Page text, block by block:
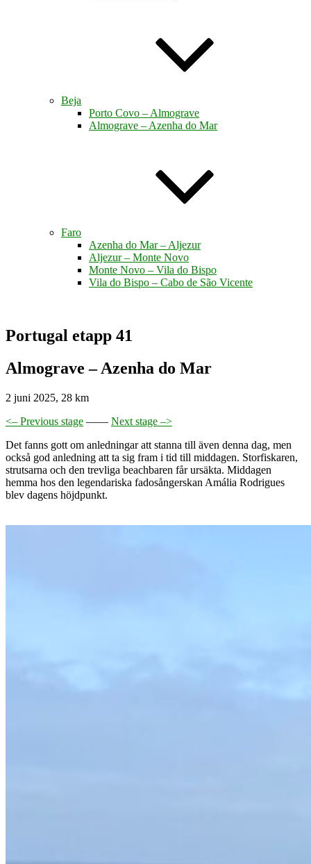
Beja
Porto Covo – Almograve
Almograve – Azenha do Mar
Faro
Azenha do Mar – Aljezur
Aljezur – Monte Novo
Monte Novo – Vila do Bispo
Vila do Bispo – Cabo de São Vicente
Portugal etapp 41
Almograve – Azenha do Mar
2 juni 2025, 28 km
<– Previous stage —— Next stage –>
Det fanns gott om anledningar att stanna till även denna dag, men
också god anledning att ta sig fram i tid till middagen. Storfiskaren,
strutsarna och den trevliga beachbaren får ursäkta. Middagen
hemma hos den legendariska fadosångerskan Amália Rodrigues
blev dagens höjdpunkt.